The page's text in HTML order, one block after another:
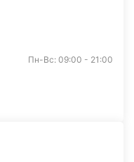
Пн-Вс: 09:00 - 21:00